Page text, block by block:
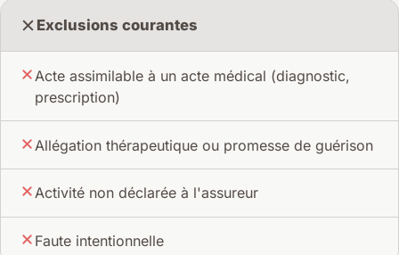
Exclusions courantes
Acte assimilable à un acte médical (diagnostic,
prescription)
Allégation thérapeutique ou promesse de guérison
Activité non déclarée à l'assureur
Faute intentionnelle